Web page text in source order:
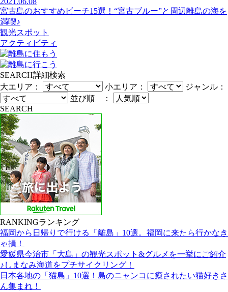
宮古島のおすすめビーチ15選！“宮古ブルー”と周辺離島の海を
満喫♪
観光スポット
アクティビティ
SEARCH詳細検索
大エリア：
小エリア：
ジャンル：
並び順 ：
SEARCH
RANKINGランキング
福岡から日帰りで行ける「離島」10選。福岡に来たら行かなき
ゃ損！
愛媛県今治市「大島」の観光スポット&グルメを一挙にご紹介
♪しまなみ海道をプチサイクリング！
日本各地の「猫島」10選！島のニャンコに癒されたい猫好きさ
ん集まれ！